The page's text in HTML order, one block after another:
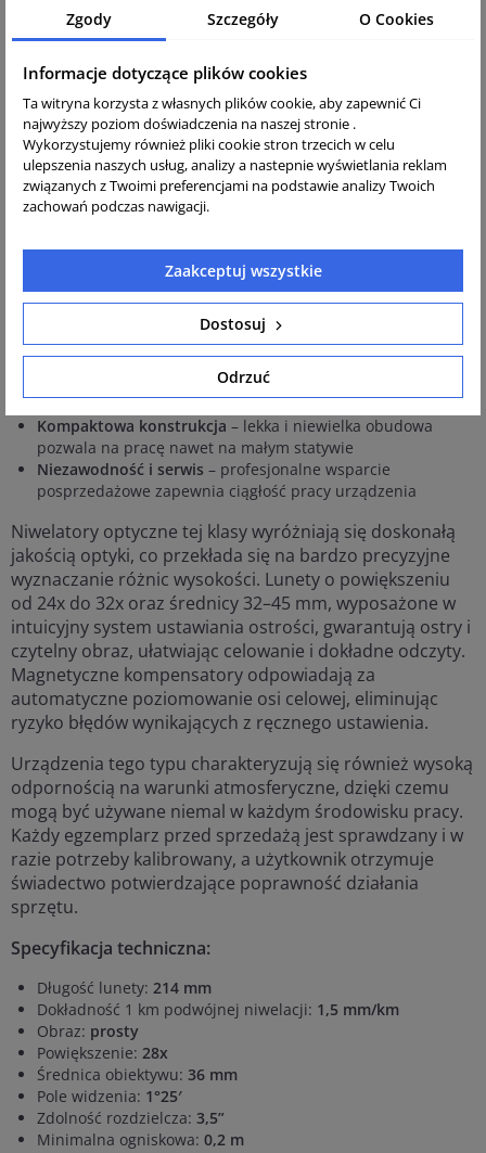
czy archeolodzy, którzy oczekują maksymalnej precyzji i
niezawodności.
Najważniejsze cechy:
Wysoka dokładność pomiarów– dzięki precyzyjnej optyce
(luneta o powiększeniu 28x) możliwe jest osiągnięcie
dokładności na poziomie 1,5 mm na 1 km podwójnej
niwelacji
Odporność na trudne warunki
miejscach narażonych na drgania (np. na placach budowy);
wysoka klasa szczelności IPX6 chroni przed wodą i pyłem
Praca na krótkich odległościach– możliwość wykonywania
pomiarów już od 0,2 m pozwala działać blisko stanowiska
Wygodna obsługa– precyzyjna leniwka koła poziomego
umożliwia dokładne celowanie, a libella z lusterkiem
przyspiesza poziomowanie
Kompaktowa konstrukcja – lekka i niewielka obudowa
pozwala na pracę nawet na małym statywie
Niezawodność i serwis – profesjonalne wsparcie
posprzedażowe zapewnia ciągłość pracy urządzenia
Niwelatory optyczne tej klasy wyróżniają się doskonałą
jakością optyki, co przekłada się na bardzo precyzyjne
wyznaczanie różnic wysokości. Lunety o powiększeniu
od 24x do 32x oraz średnicy 32–45 mm, wyposażone w
intuicyjny system ustawiania ostrości, gwarantują ostry i
czytelny obraz, ułatwiając celowanie i dokładne odczyty.
Magnetyczne kompensatory odpowiadają za
automatyczne poziomowanie osi celowej, eliminując
ryzyko błędów wynikających z ręcznego ustawienia.
Urządzenia tego typu charakteryzują się również wysoką
odpornością na warunki atmosferyczne, dzięki czemu
mogą być używane niemal w każdym środowisku pracy.
Każdy egzemplarz przed sprzedażą jest sprawdzany i w
razie potrzeby kalibrowany, a użytkownik otrzymuje
świadectwo potwierdzające poprawność działania
sprzętu.
Specyfikacja techniczna:
Długość lunety: 214 mm
Dokładność 1 km podwójnej niwelacji: 1,5 mm/km
Obraz: prosty
Powiększenie: 28x
Średnica obiektywu: 36 mm
Pole widzenia: 1°25′
Zdolność rozdzielcza: 3,5”
Minimalna ogniskowa: 0,2 m
Zgody Szczegóły O Cookies
Informacje dotyczące plików cookies
Ta witryna korzysta z własnych plików cookie, aby zapewnić Ci
najwyższy poziom doświadczenia na naszej stronie .
Wykorzystujemy również pliki cookie stron trzecich w celu
ulepszenia naszych usług, analizy a nastepnie wyświetlania reklam
związanych z Twoimi preferencjami na podstawie analizy Twoich
zachowań podczas nawigacji.
Odrzuć
Dostosuj
Zaakceptuj wszystkie